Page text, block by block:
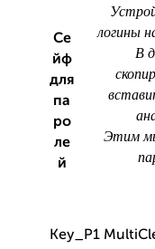
Се
йф
для
па
ро
ле
й
логины
В
Этим мы
Key_P1